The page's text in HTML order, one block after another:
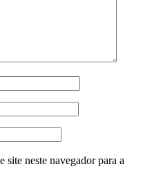
site neste navegador para a